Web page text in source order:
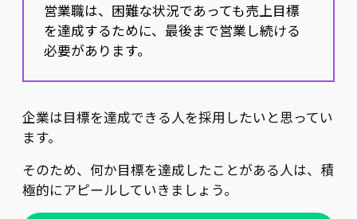
営業職は、困難な状況であっても売上目標
を達成するために、最後まで営業し続ける
必要があります。
企業は目標を達成できる人を採用したいと思ってい
ます。
そのため、何か目標を達成したことがある人は、積
極的にアピールしていきましょう。